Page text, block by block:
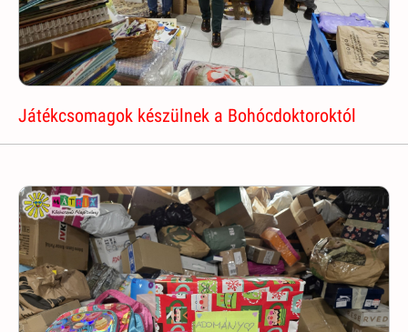
Játékcsomagok készülnek a Bohócdoktoroktól